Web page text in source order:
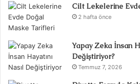
Cilt Lekelerine
2 hafta önce
Yapay Zeka İnsan
Değiştiriyor?
Temmuz 7, 2026